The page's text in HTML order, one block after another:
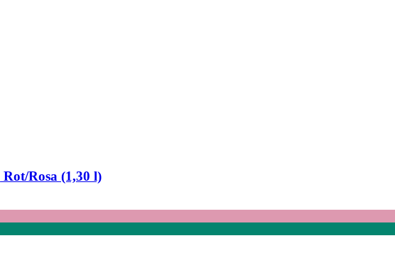
Rosa (1,30 l)